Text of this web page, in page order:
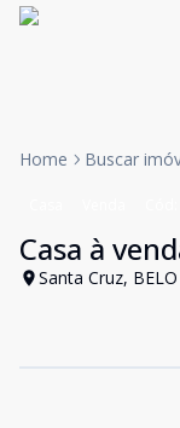
Home Buscar
Casa à
Santa Cruz,